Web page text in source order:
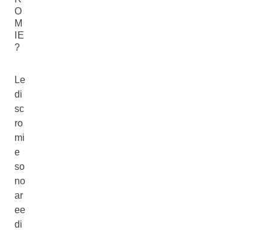
O
M
IE
?
Le
di
sc
ro
mi
e
so
no
ar
ee
di